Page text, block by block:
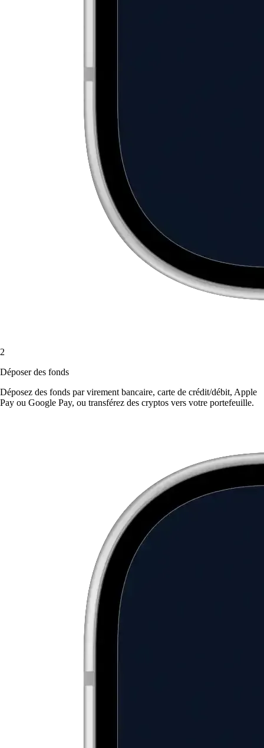
2
Déposer des fonds
Déposez des fonds par virement bancaire, carte de crédit/débit, Apple
Pay ou Google Pay, ou transférez des cryptos vers votre portefeuille.